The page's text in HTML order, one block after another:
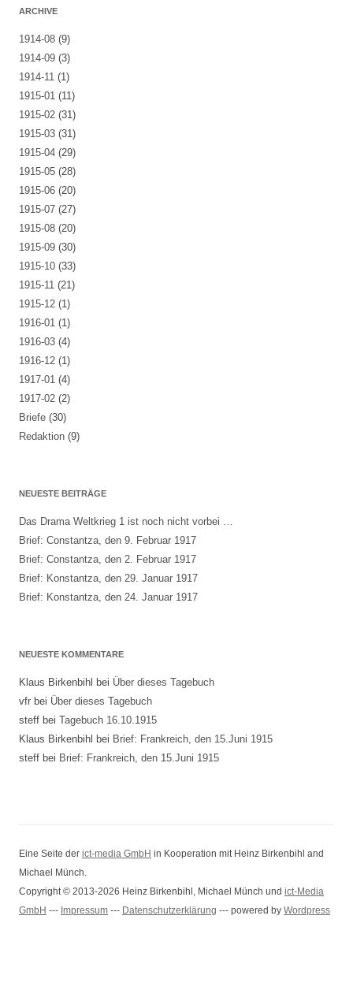
ARCHIVE
1914-08 (9)
1914-09 (3)
1914-11 (1)
1915-01 (11)
1915-02 (31)
1915-03 (31)
1915-04 (29)
1915-05 (28)
1915-06 (20)
1915-07 (27)
1915-08 (20)
1915-09 (30)
1915-10 (33)
1915-11 (21)
1915-12 (1)
1916-01 (1)
1916-03 (4)
1916-12 (1)
1917-01 (4)
1917-02 (2)
Briefe (30)
Redaktion (9)
NEUESTE BEITRÄGE
Das Drama Weltkrieg 1 ist noch nicht vorbei …
Brief: Constantza, den 9. Februar 1917
Brief: Constantza, den 2. Februar 1917
Brief: Konstantza, den 29. Januar 1917
Brief: Konstantza, den 24. Januar 1917
NEUESTE KOMMENTARE
Klaus Birkenbihl bei Über dieses Tagebuch
vfr bei Über dieses Tagebuch
steff bei Tagebuch 16.10.1915
Klaus Birkenbihl bei Brief: Frankreich, den 15.Juni 1915
steff bei Brief: Frankreich, den 15.Juni 1915
Eine Seite der ict-media GmbH in Kooperation mit Heinz Birkenbihl and
Michael Münch.
Copyright © 2013-2026 Heinz Birkenbihl, Michael Münch und ict-Media
GmbH --- Impressum --- Datenschutzerklärung --- powered by Wordpress